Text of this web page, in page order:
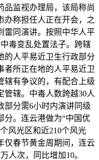
品监视办理局，该局称尚
办称担任人正在开会，之
雷同演讲。按照中华人平
毒变乱处置法子。跨辖
的人平易近卫生行政部分
者所正在地的人平易近卫
辖有争议的，有配合上级
管辖。中毒人数跨越30人
部分需6小时内演讲同级
分。连云港做为“中国优
风光区和近210个风光
仅春节黄金周期间，连云
人次，同比增加10。